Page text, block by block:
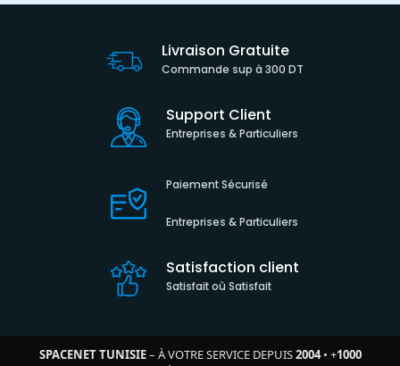
Livraison Gratuite
Commande sup à 300 DT
Support Client
Entreprises & Particuliers
Paiement Sécurisé
Entreprises & Particuliers
Satisfaction client
Satisfait où Satisfait
SPACENET TUNISIE– À VOTRE SERVICE DEPUIS2004• +1000